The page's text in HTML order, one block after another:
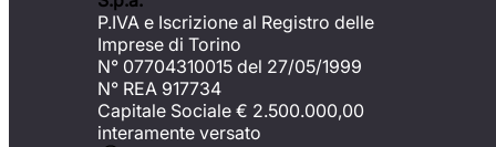
P.IVA e Iscrizione al Registro delle
Imprese di Torino
N° 07704310015 del 27/05/1999
N° REA 917734
Capitale Sociale € 2.500.000,00
interamente versato